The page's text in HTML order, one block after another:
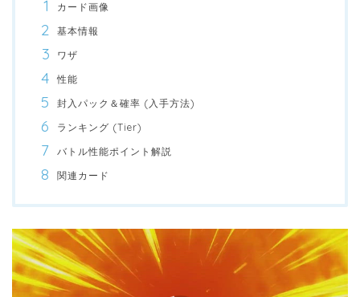
カード画像
基本情報
ワザ
性能
封入パック＆確率 (入手方法)
ランキング (Tier)
バトル性能ポイント解説
関連カード